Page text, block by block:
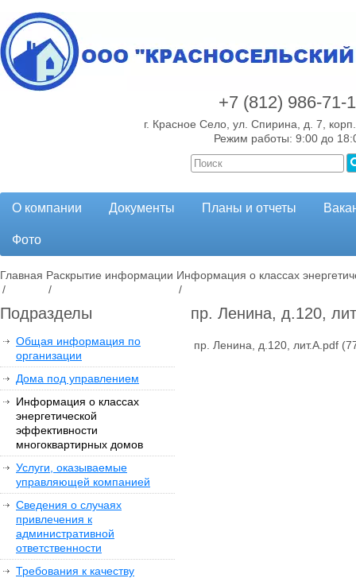
+7 (812) 986-71-
г. Красное Село, ул. Спирина, д. 7,
Режим работы: 9:00 до
О компании Документы Планы и отчеты
Фото
Главная
/
Раскрытие информации
/
Информация о классах
/
Подразделы
Общая информация по
организации
Дома под управлением
Информация о классах
энергетической
эффективности
многоквартирных домов
Услуги, оказываемые
управляющей компанией
Сведения о случаях
привлечения к
административной
ответственности
Требования к качеству
пр. Ленина, д.120,
пр. Ленина, д.120, лит.А.pdf